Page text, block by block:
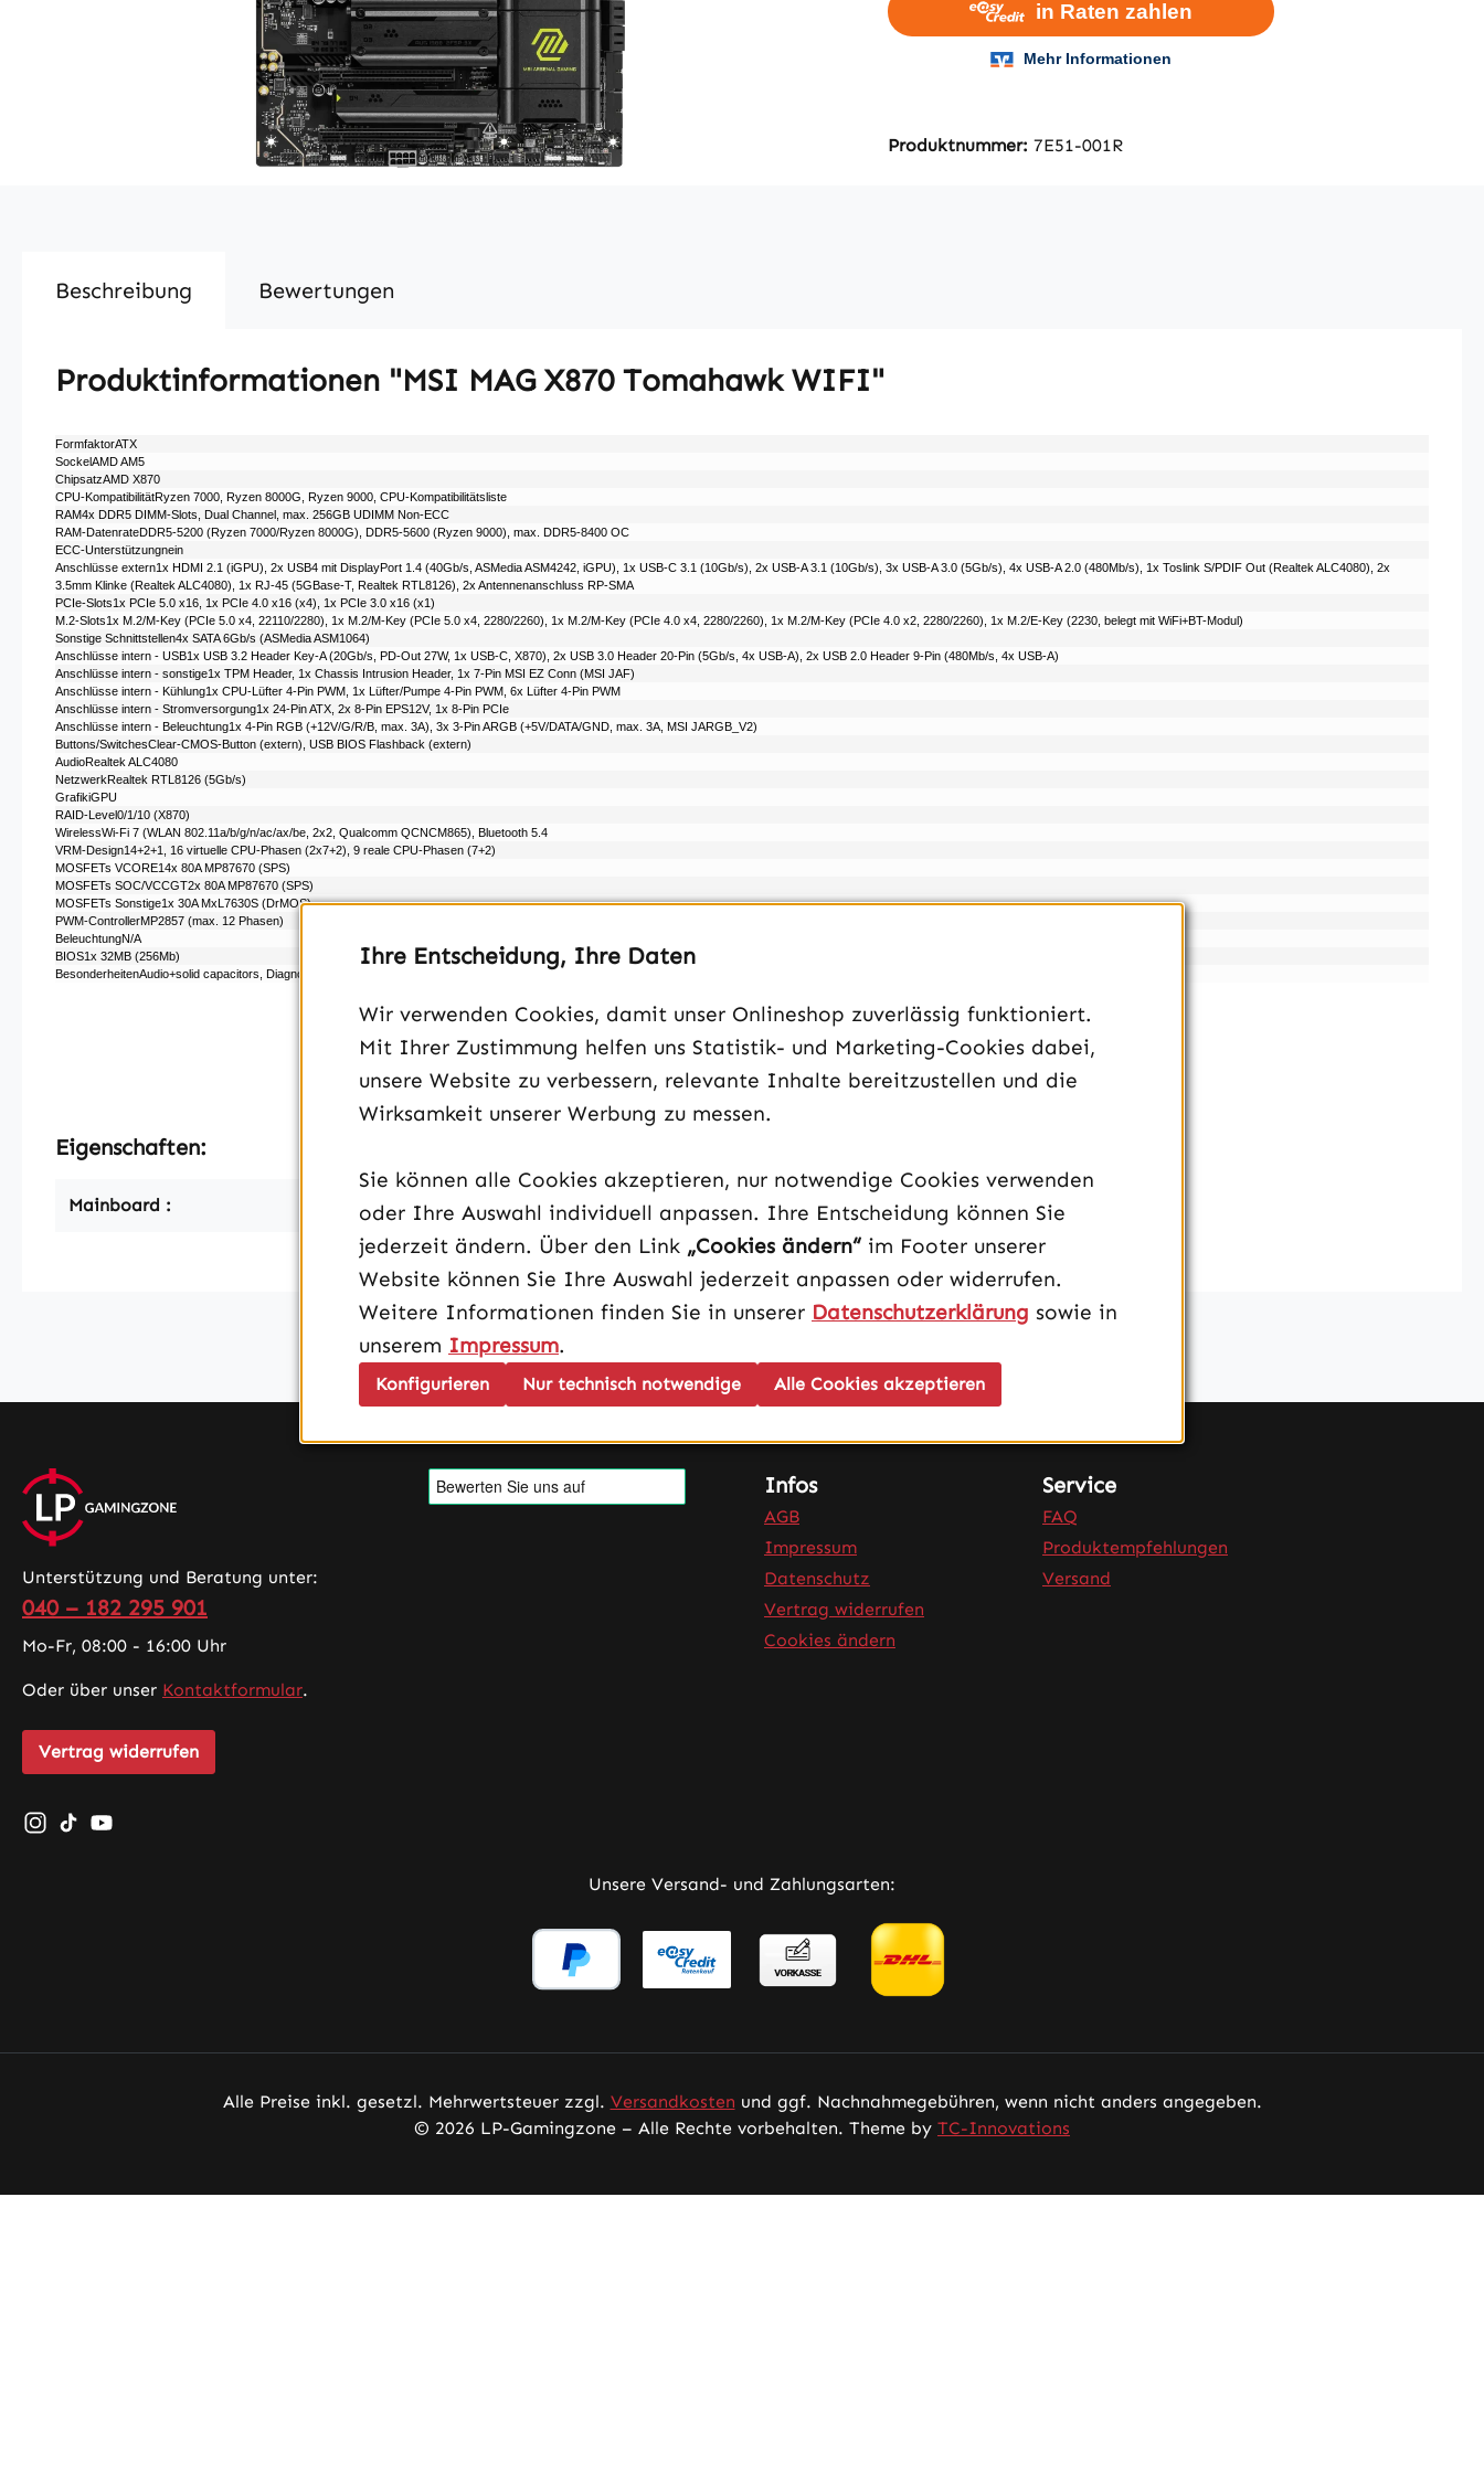
Produktnummer: 7E51-001R
Beschreibung Bewertungen
Produktinformationen "MSI MAG X870 Tomahawk WIFI"
FormfaktorATX
SockelAMD AM5
ChipsatzAMD X870
CPU-KompatibilitätRyzen 7000, Ryzen 8000G, Ryzen 9000, CPU-Kompatibilitätsliste
RAM4x DDR5 DIMM-Slots, Dual Channel, max. 256GB UDIMM Non-ECC
RAM-DatenrateDDR5-5200 (Ryzen 7000/​Ryzen 8000G), DDR5-5600 (Ryzen 9000), max. DDR5-8400 OC
ECC-Unterstützungnein
Anschlüsse extern1x HDMI 2.1 (iGPU), 2x USB4 mit DisplayPort 1.4 (40Gb/​s, ASMedia ASM4242, iGPU), 1x USB-C 3.1 (10Gb/​s), 2x USB-A 3.1 (10Gb/​s), 3x USB-A 3.0 (5Gb/​s), 4x USB-A 2.0 (480Mb/​s), 1x Toslink S/​PDIF Out (Realtek ALC4080), 2x
3.5mm Klinke (Realtek ALC4080), 1x RJ-45 (5GBase-T, Realtek RTL8126), 2x Antennenanschluss RP-SMA
PCIe-Slots1x PCIe 5.0 x16, 1x PCIe 4.0 x16 (x4), 1x PCIe 3.0 x16 (x1)
M.2-Slots1x M.2/​M-Key (PCIe 5.0 x4, 22110/​2280), 1x M.2/​M-Key (PCIe 5.0 x4, 2280/​2260), 1x M.2/​M-Key (PCIe 4.0 x4, 2280/​2260), 1x M.2/​M-Key (PCIe 4.0 x2, 2280/​2260), 1x M.2/​E-Key (2230, belegt mit WiFi+BT-Modul)
Sonstige Schnittstellen4x SATA 6Gb/s (ASMedia ASM1064)
Anschlüsse intern - USB1x USB 3.2 Header Key-A (20Gb/​s, PD-Out 27W, 1x USB-C, X870), 2x USB 3.0 Header 20-Pin (5Gb/​s, 4x USB-A), 2x USB 2.0 Header 9-Pin (480Mb/​s, 4x USB-A)
Anschlüsse intern - sonstige1x TPM Header, 1x Chassis Intrusion Header, 1x 7-Pin MSI EZ Conn (MSI JAF)
Anschlüsse intern - Kühlung1x CPU-Lüfter 4-Pin PWM, 1x Lüfter/​Pumpe 4-Pin PWM, 6x Lüfter 4-Pin PWM
Anschlüsse intern - Stromversorgung1x 24-Pin ATX, 2x 8-Pin EPS12V, 1x 8-Pin PCIe
Anschlüsse intern - Beleuchtung1x 4-Pin RGB (+12V/​G/​R/​B, max. 3A), 3x 3-Pin ARGB (+5V/​DATA/​GND, max. 3A, MSI JARGB_V2)
Buttons/SwitchesClear-CMOS-Button (extern), USB BIOS Flashback (extern)
AudioRealtek ALC4080
NetzwerkRealtek RTL8126 (5Gb/​s)
GrafikiGPU
RAID-Level0/​1/​10 (X870)
WirelessWi-Fi 7 (WLAN 802.11a/​b/​g/​n/​ac/​ax/​be, 2x2, Qualcomm QCNCM865), Bluetooth 5.4
VRM-Design14+2+1, 16 virtuelle CPU-Phasen (2x7+2), 9 reale CPU-Phasen (7+2)
MOSFETs VCORE14x 80A MP87670 (SPS)
MOSFETs SOC/VCCGT2x 80A MP87670 (SPS)
MOSFETs Sonstige1x 30A MxL7630S (DrMOS)
PWM-ControllerMP2857 (max. 12 Phasen)
BeleuchtungN/​A
BIOS1x 32MB (256Mb)
BesonderheitenAudio+solid capacitors, Diagnostic LED (LED-Indikatoren), Diagnostic LED (Segmentanzeige), I/​O-Blende integriert, 4x M.2-Passivkühler
Eigenschaften:
Mainboard : AM5 High ATX
Unterstützung und Beratung unter:
040 – 182 295 901
Mo-Fr, 08:00 - 16:00 Uhr
Oder über unser Kontaktformular.
Vertrag widerrufen
Schau auf Instagram vorbei – öffnet in neuem Tab (externer Link)
Sieh dir unsere TikTok-Videos an – öffnet in neuem Tab (externer Link)
Sieh dir unsere Videos auf YouTube an – öffnet in neuem Tab (externer Link)
Infos
AGB
Impressum
Datenschutz
Vertrag widerrufen
Cookies ändern
Service
FAQ
Produktempfehlungen
Versand
Unsere Versand- und Zahlungsarten:
Alle Preise inkl. gesetzl. Mehrwertsteuer zzgl. Versandkosten und ggf. Nachnahmegebühren, wenn nicht anders angegeben.
© 2026 LP-Gamingzone – Alle Rechte vorbehalten. Theme by TC-Innovations
Ihre Entscheidung, Ihre Daten
Wir verwenden Cookies, damit unser Onlineshop zuverlässig funktioniert.
Mit Ihrer Zustimmung helfen uns Statistik- und Marketing-Cookies dabei,
unsere Website zu verbessern, relevante Inhalte bereitzustellen und die
Wirksamkeit unserer Werbung zu messen.
Sie können alle Cookies akzeptieren, nur notwendige Cookies verwenden
oder Ihre Auswahl individuell anpassen. Ihre Entscheidung können Sie
jederzeit ändern. Über den Link „Cookies ändern“ im Footer unserer
Website können Sie Ihre Auswahl jederzeit anpassen oder widerrufen.
Weitere Informationen finden Sie in unserer Datenschutzerklärung sowie in
unserem Impressum.
Nur technisch notwendige
Konfigurieren Alle Cookies akzeptieren